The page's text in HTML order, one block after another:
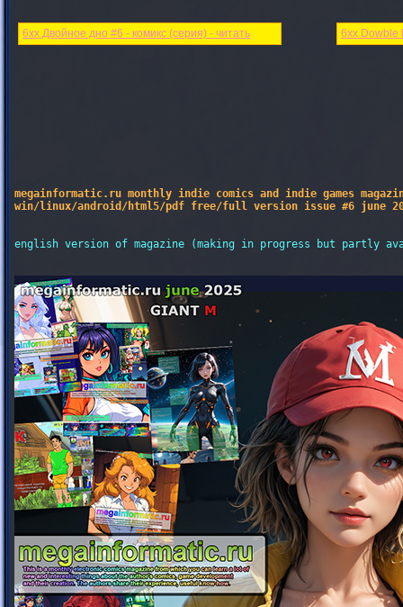
6xx Двойное дно #6 - комикс (серия) - читать 6xx Dowble
megainformatic.ru monthly indie comics and indie games
win/linux/android/html5/pdf free/full version issue #6 june
english version of magazine (making in progress but partly